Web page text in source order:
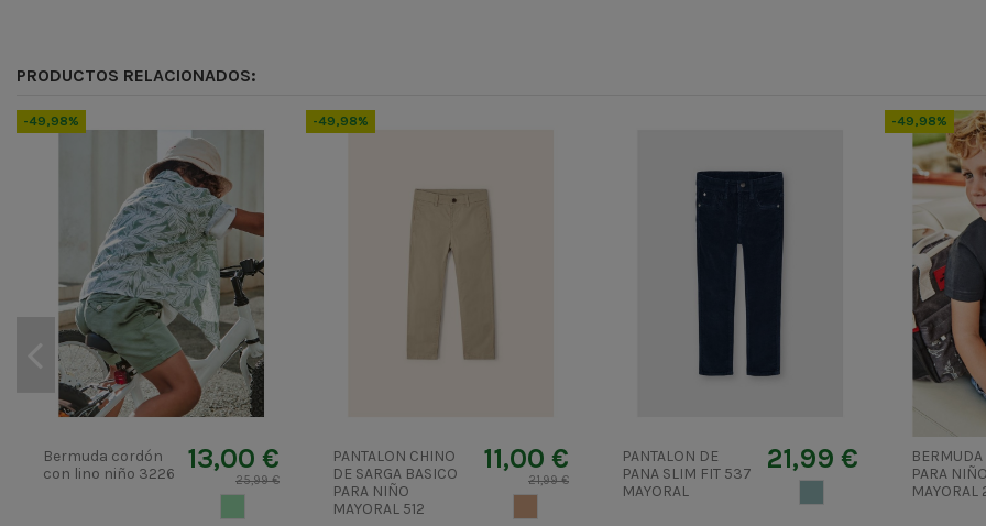
PRODUCTOS RELACIONADOS:
-49,98%
Bermuda cordón
con lino niño 3226
13,00 €
25,99 €
VERDETURQUESA
-49,98%
PANTALON CHINO
DE SARGA BASICO
PARA NIÑO
MAYORAL 512
11,00 €
21,99 €
PANTALON DE
PANA SLIM FIT 537
MAYORAL
21,99 €
-49,98%
BERMUDA
PARA NIÑO
MAYORAL